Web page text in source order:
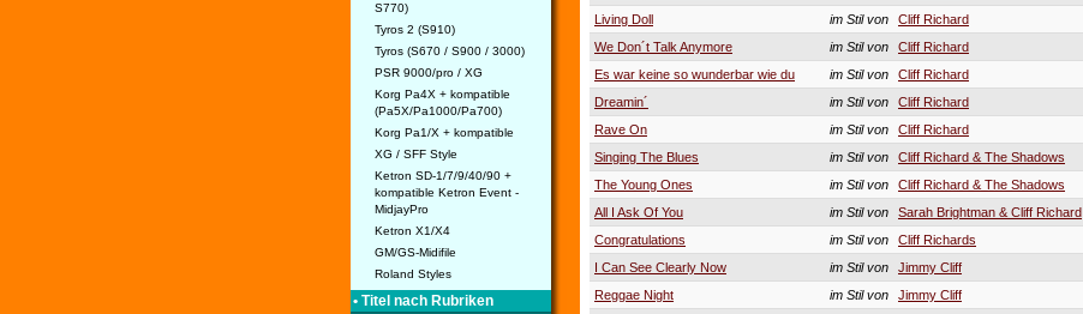
S770)
Tyros 2 (S910)
Tyros (S670 / S900 / 3000)
PSR 9000/pro / XG
Korg Pa4X + kompatible
(Pa5X/Pa1000/Pa700)
Korg Pa1/X + kompatible
XG / SFF Style
Ketron SD-1/7/9/40/90 +
kompatible Ketron Event -
MidjayPro
Ketron X1/X4
GM/GS-Midifile
Roland Styles
• Titel nach Rubriken
Living Doll
im Stil von
Cliff Richard
We Don´t Talk Anymore
im Stil von
Cliff Richard
Es war keine so wunderbar wie du
im Stil von
Cliff Richard
Dreamin´
im Stil von
Cliff Richard
Rave On
im Stil von
Cliff Richard
Singing The Blues
im Stil von
Cliff Richard & The Shadows
The Young Ones
im Stil von
Cliff Richard & The Shadows
All I Ask Of You
im Stil von
Sarah Brightman & Cliff Richard
Congratulations
im Stil von
Cliff Richards
I Can See Clearly Now
im Stil von
Jimmy Cliff
Reggae Night
im Stil von
Jimmy Cliff